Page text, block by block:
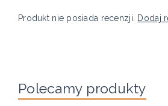
Produkt nie posiada recenzji. Dodaj
Polecamy produkty